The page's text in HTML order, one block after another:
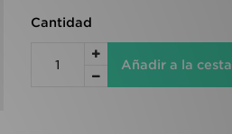
Cantidad
Añadir a la cesta